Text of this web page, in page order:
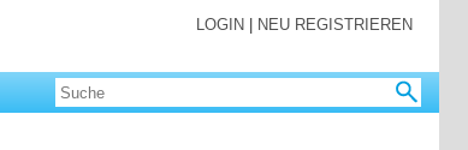
LOGIN NEU REGISTRIEREN